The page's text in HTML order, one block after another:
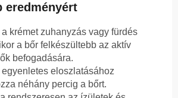
eredményért
krémet zuhanyzás vagy fürdés
a bőr felkészültebb az aktív
befogadására.
egyenletes eloszlatásához
néhány percig a bőrt.